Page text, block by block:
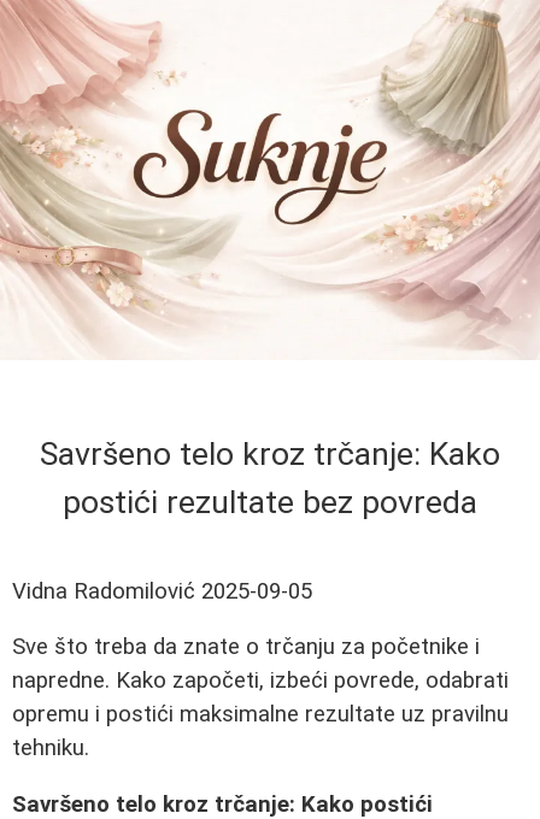
Savršeno telo kroz trčanje: Kako
postići rezultate bez povreda
Vidna Radomilović 2025-09-05
Sve što treba da znate o trčanju za početnike i
napredne. Kako započeti, izbeći povrede, odabrati
opremu i postići maksimalne rezultate uz pravilnu
tehniku.
Savršeno telo kroz trčanje: Kako postići